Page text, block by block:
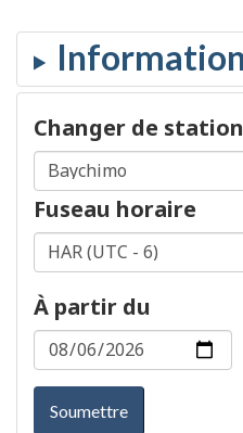
Changer de station
Fuseau horaire
À partir du
Soumettre